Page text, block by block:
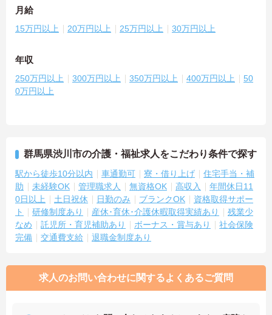
月給
15万円以上 20万円以上 25万円以上 30万円以上
年収
250万円以上 300万円以上 350万円以上 400万円以上
50
0万円以上
群馬県渋川市の介護・福祉求人をこだわり条件で探す
駅から徒歩10分以内 車通勤可 寮・借り上げ
住宅手当・補
助
未経験OK 管理職求人 無資格OK 高収入
年間休日11
0日以上
土日祝休 日勤のみ ブランクOK
資格取得サポー
ト
研修制度あり 産休･育休･介護休暇取得実績あり
残業少
なめ
託児所・育児補助あり ボーナス・賞与あり
社会保険
完備
交通費支給 退職金制度あり
求人のお問い合わせに関するよくあるご質問